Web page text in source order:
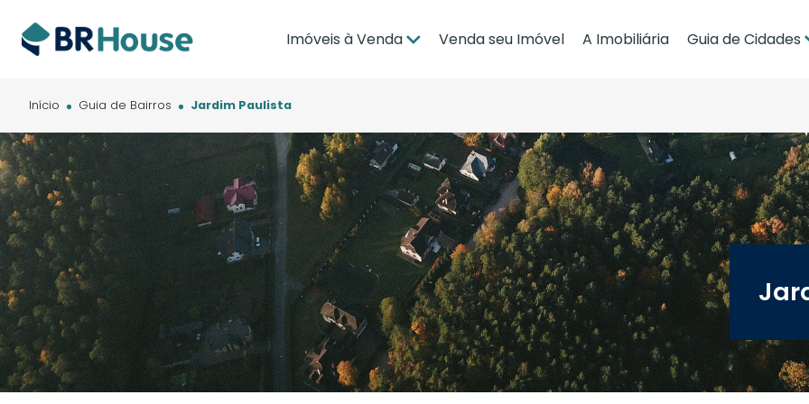
Imóveis à Venda
Imóveis em Cuiabá
Venda seu Imóvel A Imobiliária Guia de Cidades
Cuiabá
Guia de Regiões
Início Guia de Bairros Jardim Paulista